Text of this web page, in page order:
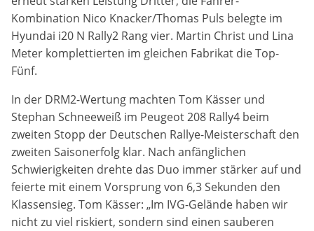
Kombination Nico Knacker/Thomas Puls belegte im
Hyundai i20 N Rally2 Rang vier. Martin Christ und Lina
Meter komplettierten im gleichen Fabrikat die Top-
Fünf.
In der DRM2-Wertung machten Tom Kässer und
Stephan Schneeweiß im Peugeot 208 Rally4 beim
zweiten Stopp der Deutschen Rallye-Meisterschaft den
zweiten Saisonerfolg klar. Nach anfänglichen
Schwierigkeiten drehte das Duo immer stärker auf und
feierte mit einem Vorsprung von 6,3 Sekunden den
Klassensieg. Tom Kässer: „Im IVG-Gelände haben wir
nicht zu viel riskiert, sondern sind einen sauberen
Statistiken
Cookies, die der Sammlung von Informationen und
Erstellung von Berichten über die Website-
Nutzungsstatistik dienen, ohne dass einzelne
Google Analytics
Name:
_gat, _ga, _gid
Google LLC